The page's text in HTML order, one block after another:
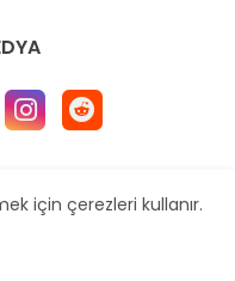
için çerezleri kullanır.